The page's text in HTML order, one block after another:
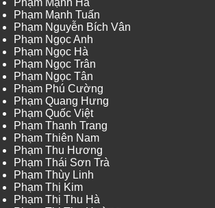
Phạm Mạnh Hà
Phạm Mạnh Tuấn
Phạm Nguyễn Bích Vân
Phạm Ngọc Anh
Phạm Ngọc Hà
Phạm Ngọc Trân
Phạm Ngọc Tân
Phạm Phú Cường
Phạm Quang Hưng
Phạm Quốc Việt
Phạm Thanh Trang
Phạm Thiên Nam
Phạm Thu Hương
Phạm Thái Sơn Trà
Phạm Thùy Linh
Phạm Thị Kim
Phạm Thị Thu Hà